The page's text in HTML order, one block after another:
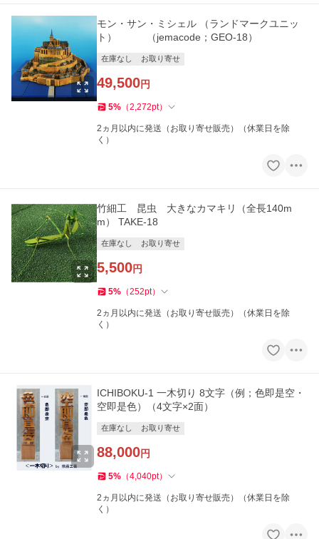
モン・サン・ミシェル （ランドマークユニッ
ト） （jemacode；GEO-18）
在庫なし お取り寄せ
49,500円
5% （2,272pt）
2ヵ月以内に発送（お取り寄せ販売）（休業日を除
く）
竹細工 昆虫 大きなカマキリ（全長140m
m） TAKE-18
在庫なし お取り寄せ
5,500円
5% （252pt）
2ヵ月以内に発送（お取り寄せ販売）（休業日を除
く）
ICHIBOKU-1 一木切り 8文字（例；色即是空・
空即是色）（4文字×2面）
在庫なし お取り寄せ
88,000円
5% （4,040pt）
2ヵ月以内に発送（お取り寄せ販売）（休業日を除
く）